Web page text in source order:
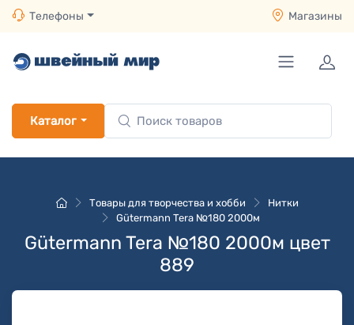
Телефоны Магазины
Каталог
Товары для творчества и хобби
Нитки
Gütermann Tera №180 2000м
Gütermann Tera №180 2000м цвет
889